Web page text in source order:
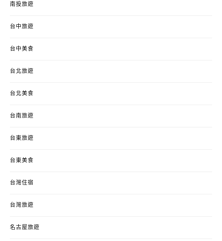
南投旅遊
台中旅遊
台中美食
台北旅遊
台北美食
台南旅遊
台東旅遊
台東美食
台灣住宿
台灣旅遊
名古屋旅遊